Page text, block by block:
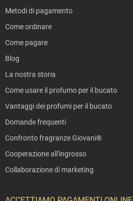
Metodi di pagamento
Come ordinare
Come pagare
Blog
La nostra storia
Come usare il profumo per il bucato
Vantaggi dei profumi per il bucato
Domande frequenti
Confronto fragranze Giovani®
Cooperazione all'ingrosso
Collaborazione di marketing